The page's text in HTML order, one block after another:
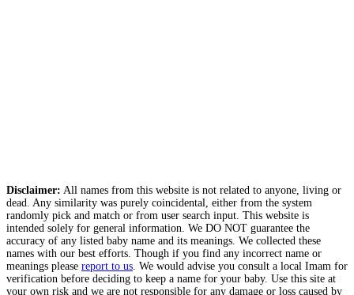
Disclaimer: All names from this website is not related to anyone, living or
dead. Any similarity was purely coincidental, either from the system
randomly pick and match or from user search input. This website is
intended solely for general information. We DO NOT guarantee the
accuracy of any listed baby name and its meanings. We collected these
names with our best efforts. Though if you find any incorrect name or
meanings please report to us . We would advise you consult a local Imam for
verification before deciding to keep a name for your baby. Use this site at
your own risk and we are not responsible for any damage or loss caused by